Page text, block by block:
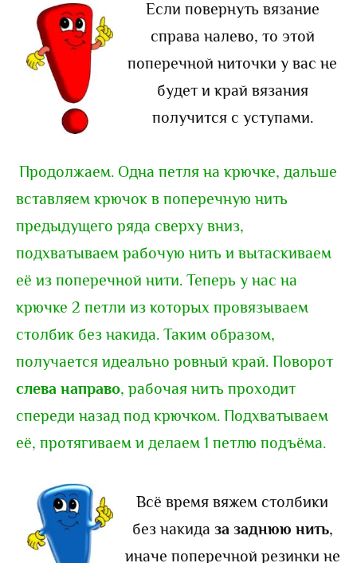
Если повернуть вязание
справа налево, то этой
поперечной ниточки у вас не
будет и край вязания
получится с уступами.
Продолжаем. Одна петля на крючке, дальше
вставляем крючок в поперечную нить
предыдущего ряда сверху вниз,
подхватываем рабочую нить и вытаскиваем
её из поперечной нити. Теперь у нас на
крючке 2 петли из которых провязываем
столбик без накида. Таким образом,
получается идеально ровный край. Поворот
слева направо, рабочая нить проходит
спереди назад под крючком. Подхватываем
её, протягиваем и делаем 1 петлю подъёма.
Всё время вяжем столбики
без накида за заднюю нить,
иначе поперечной резинки не